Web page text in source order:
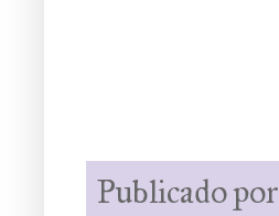
Publicado por